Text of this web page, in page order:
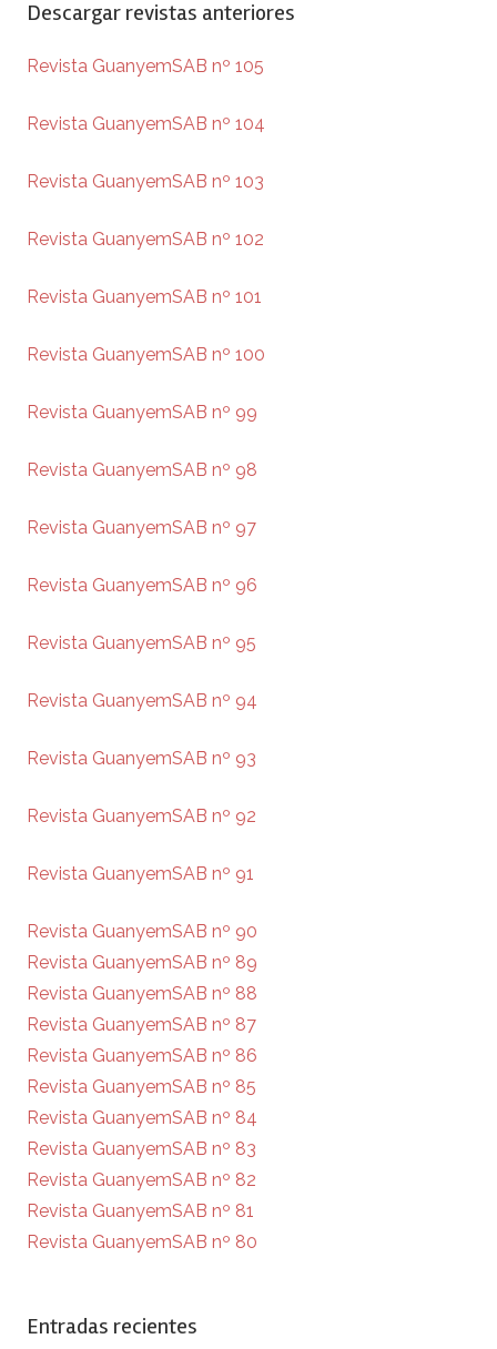
Descargar revistas anteriores
Revista GuanyemSAB nº 105
Revista GuanyemSAB nº 104
Revista GuanyemSAB nº 103
Revista GuanyemSAB nº 102
Revista GuanyemSAB nº 101
Revista GuanyemSAB nº 100
Revista GuanyemSAB nº 99
Revista GuanyemSAB nº 98
Revista GuanyemSAB nº 97
Revista GuanyemSAB nº 96
Revista GuanyemSAB nº 95
Revista GuanyemSAB nº 94
Revista GuanyemSAB nº 93
Revista GuanyemSAB nº 92
Revista GuanyemSAB nº 91
Revista GuanyemSAB nº 90
Revista GuanyemSAB nº 89
Revista GuanyemSAB nº 88
Revista GuanyemSAB nº 87
Revista GuanyemSAB nº 86
Revista GuanyemSAB nº 85
Revista GuanyemSAB nº 84
Revista GuanyemSAB nº 83
Revista GuanyemSAB nº 82
Revista GuanyemSAB nº 81
Revista GuanyemSAB nº 80
Entradas recientes